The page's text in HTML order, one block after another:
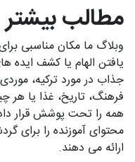
مطالب بیشتر
وبلاگ ما مکان مناسبی
یافتن الهام یا کشف ایده
جذاب در مورد ترکیه،
فرهنگ، تاریخ، غذا یا هر
همه را تحت پوشش قرار
محتوای آموزنده را برای
ارائه می دهند.